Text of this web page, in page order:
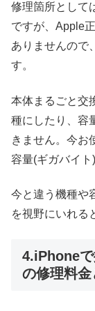
修理箇所として
ですが、Apple
ありませんので
す。
本体まるごと交
種にしたり、容
きません。今お
容量(ギガバイト
今と違う機種や
を視野にいれる
4.iPhone
の修理料金